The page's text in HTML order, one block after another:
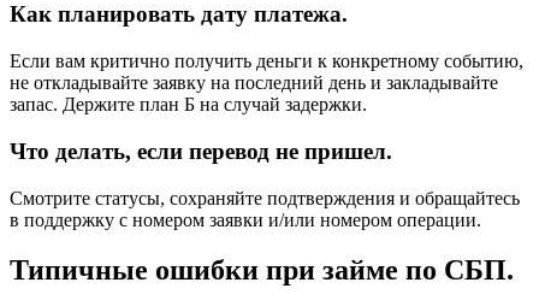
Как планировать дату платежа.
Если вам критично получить деньги к конкретному событию,
не откладывайте заявку на последний день и закладывайте
запас. Держите план Б на случай задержки.
Что делать, если перевод не пришел.
Смотрите статусы, сохраняйте подтверждения и обращайтесь
в поддержку с номером заявки и/или номером операции.
Типичные ошибки при займе по СБП.